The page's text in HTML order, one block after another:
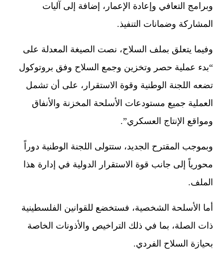
وبرامج التعافي وإعادة الإعمار، إضافة إلى آليات
المشاركة وضمانات التنفيذ.
وفيما يتعلق بملف السلاح، نصت الصيغة المعدلة على
“بدء عملية حصر وتخزين وجمع السلاح وفق بروتوكول
تضعه اللجنة الوطنية وقوة الاستقرار، على أن تشمل
العملية جميع مستودعات الأسلحة المخزنة والأنفاق
ومواقع الإنتاج العسكري”.
وبموجب المقترح الجديد، ستتولى اللجنة الوطنية دوراً
محورياً إلى جانب قوة الاستقرار الدولية في إدارة هذا
الملف.
أما الأسلحة الشخصية، فستخضع للقوانين الفلسطينية
ذات الصلة، بما في ذلك التراخيص والأذونات الخاصة
بحيازة السلاح الفردي.